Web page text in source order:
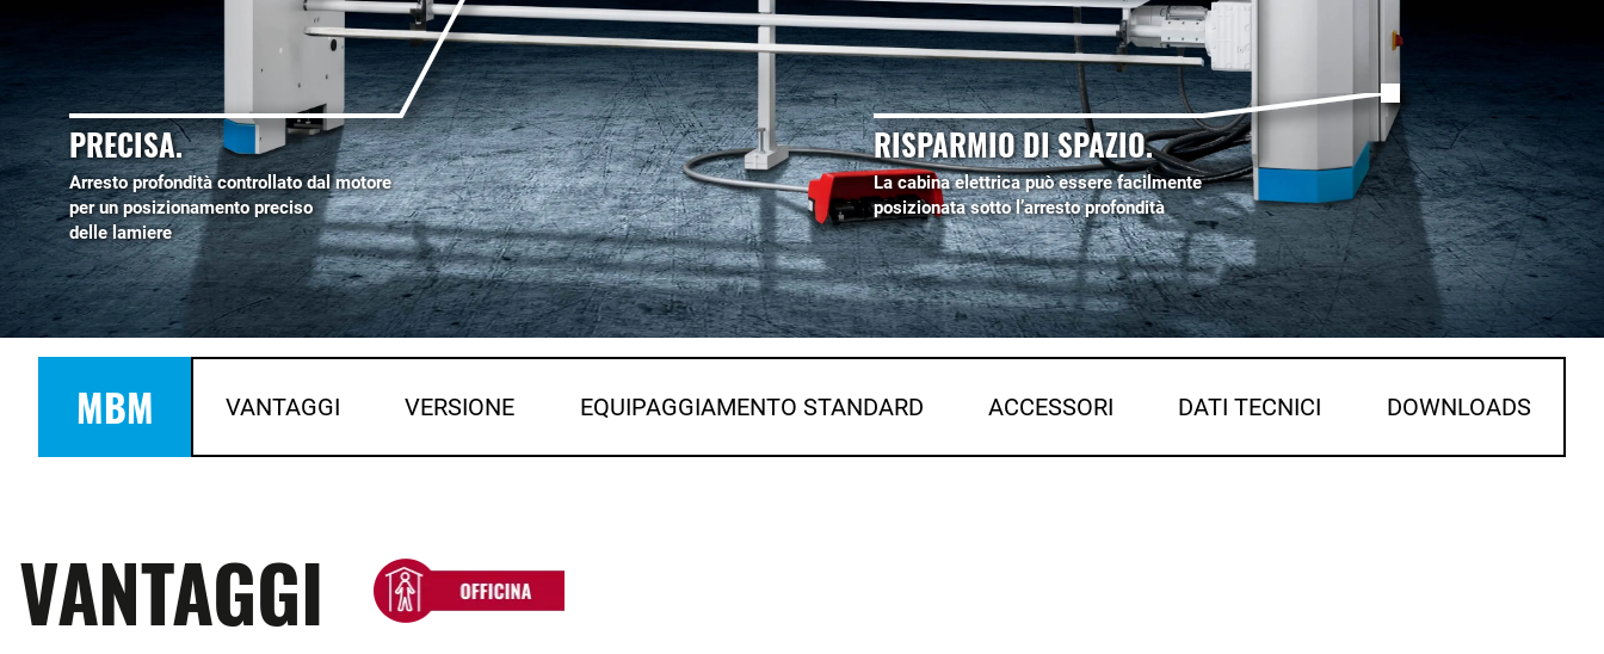
PRECISA.
Arresto profondità controllato dal motore
per un posizionamento preciso
delle lamiere
RISPARMIO DI SPAZIO.
La cabina elettrica può essere facilmente
posizionata sotto l’arresto profondità
MBM VANTAGGI VERSIONE EQUIPAGGIAMENTO STANDARD ACCESSORI DATI TECNICI DOWNLOADS
VANTAGGI